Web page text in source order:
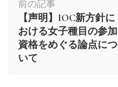
稿
ナ
ビ
ゲ
前の記事
【声明】IOC新方針に
おける女子種目の参加
資格をめぐる論点につ
いて